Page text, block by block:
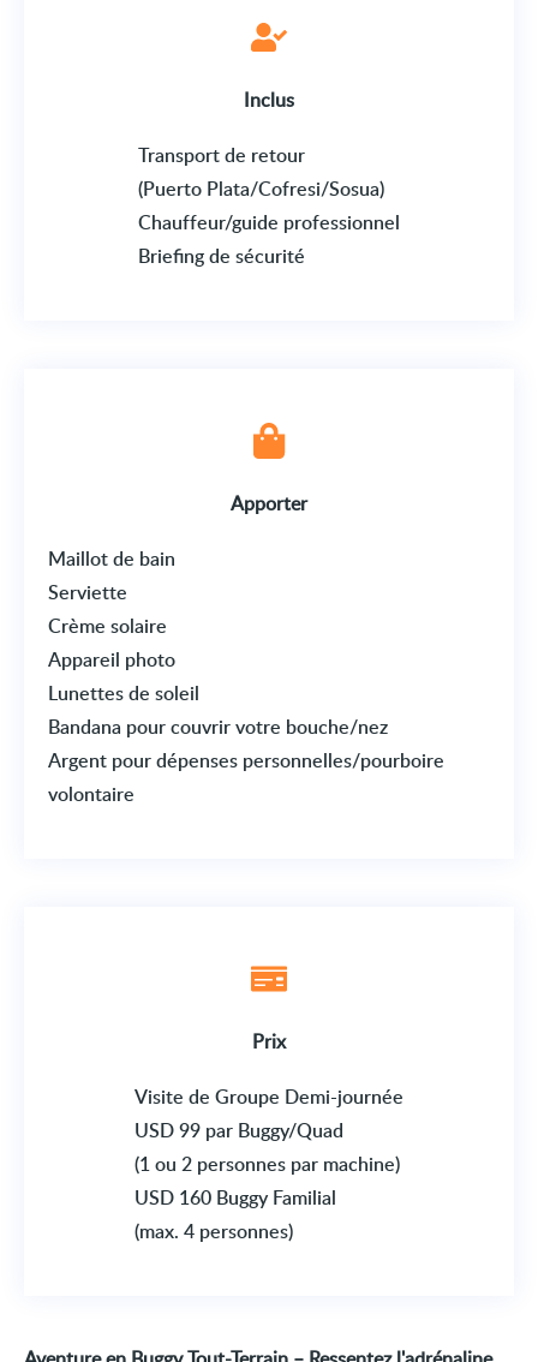
Inclus
Transport de retour
(Puerto Plata/Cofresi/Sosua)
Chauffeur/guide professionnel
Briefing de sécurité
Apporter
Maillot de bain
Serviette
Crème solaire
Appareil photo
Lunettes de soleil
Bandana pour couvrir votre bouche/nez
Argent pour dépenses personnelles/pourboire
volontaire
Prix
Visite de Groupe Demi-journée
USD 99 par Buggy/Quad
(1 ou 2 personnes par machine)
USD 160 Buggy Familial
(max. 4 personnes)